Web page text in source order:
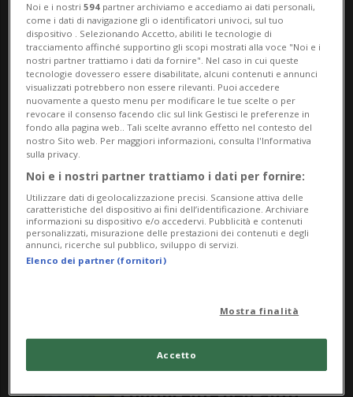
MEZZOVICO 10 ore
Traffico ancora bloccato
sulla A2, automobilisti in
strada e tanta
frustrazione
LOCARNO
Una domenica con James
Gray
CHIASSO
Ellevel, il benessere da
MEZZOVICO
Grave incidente sulla A2: il
Noi e i nostri594 partner archiviamo e accediamo ai dati personali,
come i dati di navigazione gli o identificatori univoci, sul tuo
dispositivo . Selezionando Accetto, abiliti le tecnologie di
tracciamento affinché supportino gli scopi mostrati alla voce "Noi e i
nostri partner trattiamo i dati da fornire". Nel caso in cui queste
tecnologie dovessero essere disabilitate, alcuni contenuti e annunci
visualizzati potrebbero non essere rilevanti. Puoi accedere
nuovamente a questo menu per modificare le tue scelte o per
revocare il consenso facendo clic sul link Gestisci le preferenze in
fondo alla pagina web.. Tali scelte avranno effetto nel contesto del
nostro Sito web. Per maggiori informazioni, consulta l'Informativa
sulla privacy.
Noi e i nostri partner trattiamo i dati per fornire:
Utilizzare dati di geolocalizzazione precisi. Scansione attiva delle
caratteristiche del dispositivo ai fini dell’identificazione. Archiviare
informazioni su dispositivo e/o accedervi. Pubblicità e contenuti
personalizzati, misurazione delle prestazioni dei contenuti e degli
annunci, ricerche sul pubblico, sviluppo di servizi.
Elenco dei partner (fornitori)
Mostra finalità
Accetto